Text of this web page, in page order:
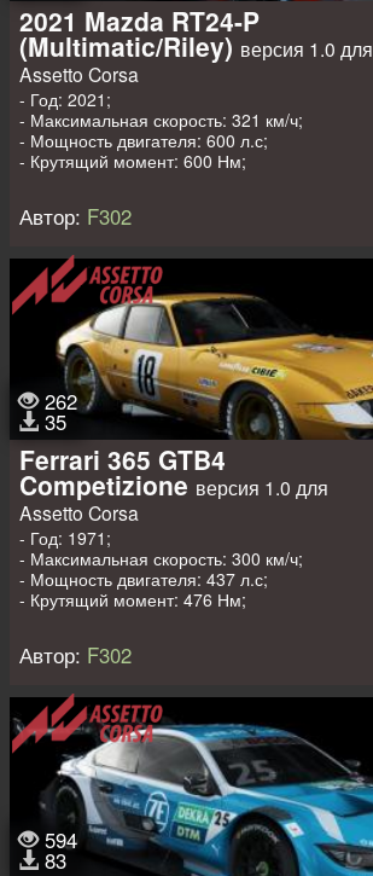
2021 Mazda RT24-P
(Multimatic/Riley) версия 1.0 для
Assetto Corsa
- Год: 2021;
- Максимальная скорость: 321 км/ч;
- Мощность двигателя: 600 л.с;
- Крутящий момент: 600 Нм;
Автор: F302
262
35
Ferrari 365 GTB4
Competizione версия 1.0 для
Assetto Corsa
- Год: 1971;
- Максимальная скорость: 300 км/ч;
- Мощность двигателя: 437 л.с;
- Крутящий момент: 476 Нм;
Автор: F302
594
83